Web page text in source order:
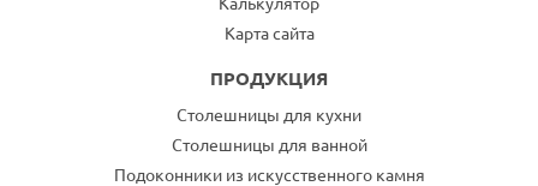
Карта сайта
ПРОДУКЦИЯ
Столешницы для кухни
Столешницы для ванной
Подоконники из искусственного камня